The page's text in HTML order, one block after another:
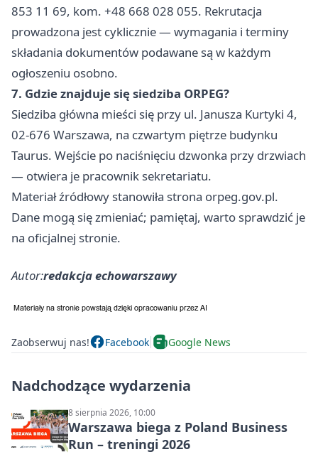
853 11 69, kom. +48 668 028 055. Rekrutacja
prowadzona jest cyklicznie — wymagania i terminy
składania dokumentów podawane są w każdym
ogłoszeniu osobno.
7. Gdzie znajduje się siedziba ORPEG?
Siedziba główna mieści się przy ul. Janusza Kurtyki 4,
02-676 Warszawa, na czwartym piętrze budynku
Taurus. Wejście po naciśnięciu dzwonka przy drzwiach
— otwiera je pracownik sekretariatu.
Materiał źródłowy stanowiła strona orpeg.gov.pl.
Dane mogą się zmieniać; pamiętaj, warto sprawdzić je
na oficjalnej stronie.
Autor:redakcja echowarszawy
Zaobserwuj nas! Facebook Google News
Nadchodzące wydarzenia
8 sierpnia 2026, 10:00
Warszawa biega z Poland Business
Run – treningi 2026